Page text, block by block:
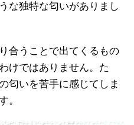
な独特な匂いがありまし
合うことで出てくるもの
けではありません。た
匂いを苦手に感じてしま
。